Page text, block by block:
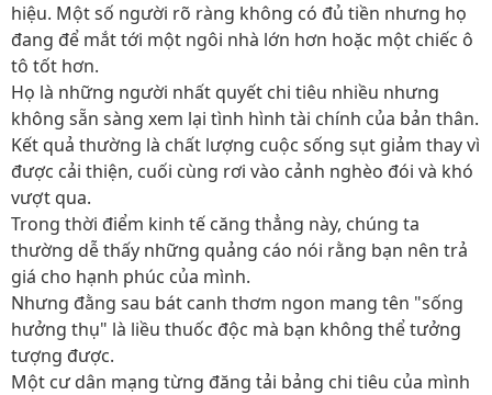
hiệu. Một số người rõ ràng không có đủ tiền nhưng họ
đang để mắt tới một ngôi nhà lớn hơn hoặc một chiếc ô
tô tốt hơn.
Họ là những người nhất quyết chi tiêu nhiều nhưng
không sẵn sàng xem lại tình hình tài chính của bản thân.
Kết quả thường là chất lượng cuộc sống sụt giảm thay vì
được cải thiện, cuối cùng rơi vào cảnh nghèo đói và khó
vượt qua.
Trong thời điểm kinh tế căng thẳng này, chúng ta
thường dễ thấy những quảng cáo nói rằng bạn nên trả
giá cho hạnh phúc của mình.
Nhưng đằng sau bát canh thơm ngon mang tên "sống
hưởng thụ" là liều thuốc độc mà bạn không thể tưởng
tượng được.
Một cư dân mạng từng đăng tải bảng chi tiêu của mình